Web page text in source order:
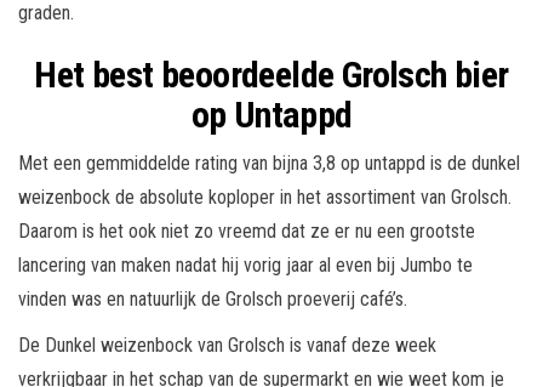
graden.
Het best beoordeelde Grolsch bier
op Untappd
Met een gemmiddelde rating van bijna 3,8 op untappd is de dunkel
weizenbock de absolute koploper in het assortiment van Grolsch.
Daarom is het ook niet zo vreemd dat ze er nu een grootste
lancering van maken nadat hij vorig jaar al even bij Jumbo te
vinden was en natuurlijk de Grolsch proeverij café’s.
De Dunkel weizenbock van Grolsch is vanaf deze week
verkrijgbaar in het schap van de supermarkt en wie weet kom je